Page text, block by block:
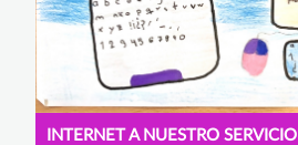
INTERNET A NUESTRO SERVICIO